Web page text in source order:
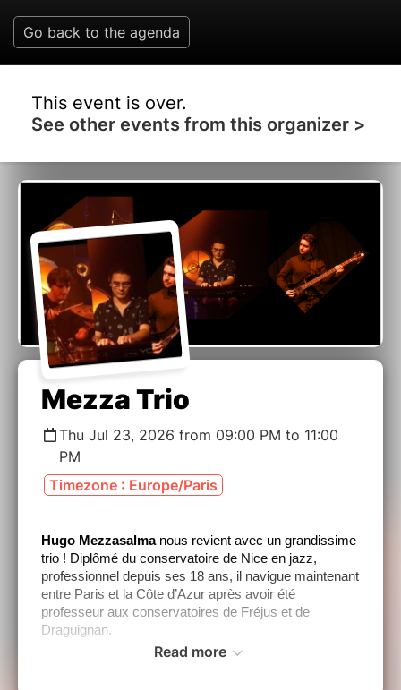
Go back to the agenda
This event is over.
See other events from this organizer >
Mezza Trio
Thu Jul 23, 2026 from 09:00 PM to 11:00
PM
Timezone : Europe/Paris
Hugo Mezzasalmanous revient avec un grandissime
trio ! Diplômé du conservatoire de Nice en jazz,
professionnel depuis ses 18 ans, il navigue maintenant
entre Paris et la Côte d’Azur après avoir été
professeur aux conservatoires de Fréjus et de
Draguignan.
Jazz et Modern-Jazz tout en restant accessible, son
Read more